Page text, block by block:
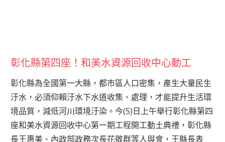
彰化縣第四座！和美水資源回收中心動工
彰化縣為全國第一大縣，都市區人口密集，產生大量民生
汙水，必須仰賴汙水下水道收集、處理，才能提升生活環
境品質，減低河川環境汙染。今(5)日上午舉行彰化縣第四
座和美水資源回收中心第一期工程開工動土典禮，彰化縣
長王惠美、內政部政務次長花敬群等人與會，王縣長表